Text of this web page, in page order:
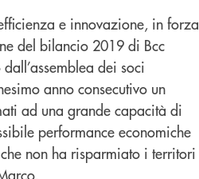
e innovazione, in forza
del bilancio 2019 di Bcc
dei soci
anno consecutivo un
ad una grande capacità di
performance economiche
non ha risparmiato i territori